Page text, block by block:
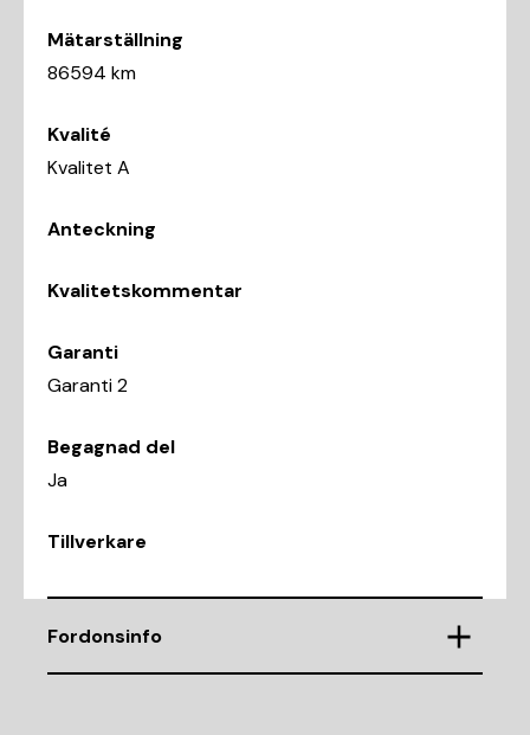
Mätarställning
86594 km
Kvalité
Kvalitet A
Anteckning
Kvalitetskommentar
Garanti
Garanti 2
Begagnad del
Ja
Tillverkare
Fordonsinfo